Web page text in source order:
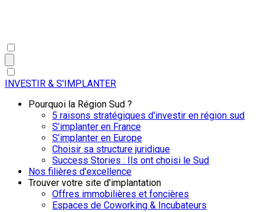
INVESTIR & S'IMPLANTER
Pourquoi la Région Sud ?
5 raisons stratégiques d'investir en région sud
S’implanter en France
S’implanter en Europe
Choisir sa structure juridique
Success Stories : Ils ont choisi le Sud
Nos filières d'excellence
Trouver votre site d'implantation
Offres immobilières et foncières
Espaces de Coworking & Incubateurs